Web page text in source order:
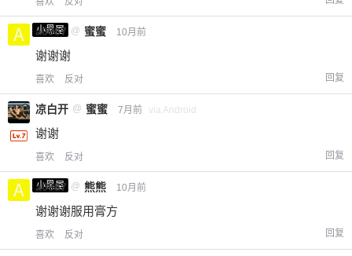
小黑屋
a0987 @ 蜜蜜 10月前
谢谢谢
喜欢 反对 回复
凉白开 @ 蜜蜜 7月前 via Android
谢谢
喜欢 反对 回复
小黑屋
a0987 @ 熊熊 10月前
谢谢谢服用膏方
喜欢 反对 回复